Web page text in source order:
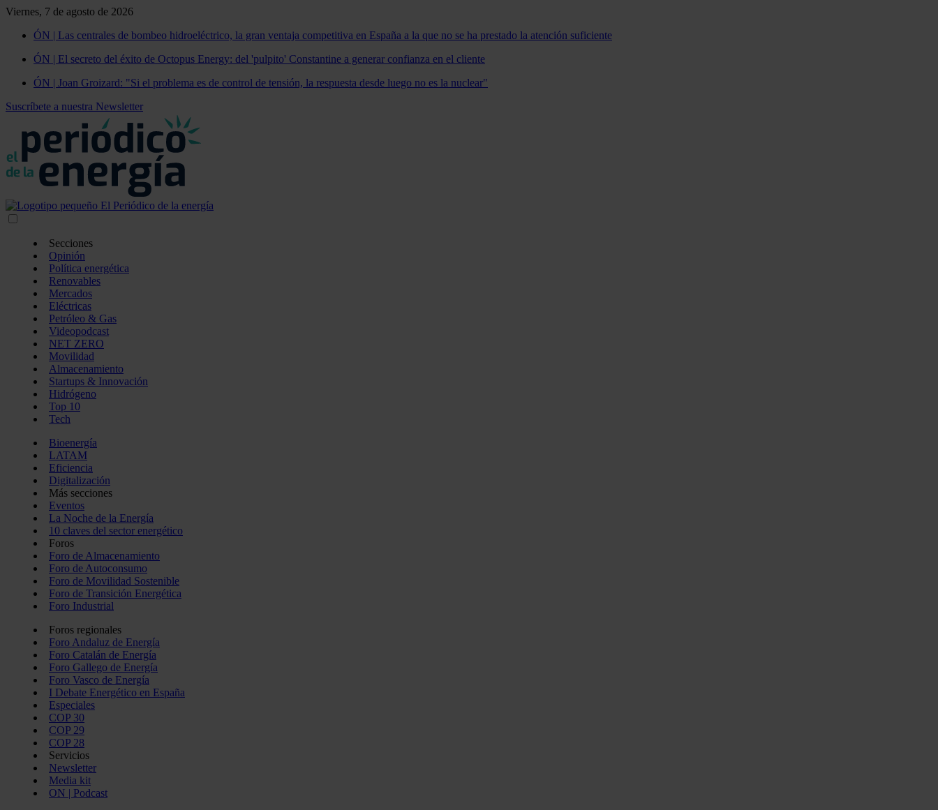
Viernes, 7 de agosto de 2026
ÓN | Las centrales de bombeo hidroeléctrico, la gran ventaja competitiva en España a la que no se ha prestado la atención suficiente
ÓN | El secreto del éxito de Octopus Energy: del 'pulpito' Constantine a generar confianza en el cliente
ÓN | Joan Groizard: "Si el problema es de control de tensión, la respuesta desde luego no es la nuclear"
Suscríbete a nuestra Newsletter
Secciones
Opinión
Política energética
Renovables
Mercados
Eléctricas
Petróleo & Gas
Videopodcast
NET ZERO
Movilidad
Almacenamiento
Startups & Innovación
Hidrógeno
Top 10
Tech
Bioenergía
LATAM
Eficiencia
Digitalización
Más secciones
Eventos
La Noche de la Energía
10 claves del sector energético
Foros
Foro de Almacenamiento
Foro de Autoconsumo
Foro de Movilidad Sostenible
Foro de Transición Energética
Foro Industrial
Foros regionales
Foro Andaluz de Energía
Foro Catalán de Energía
Foro Gallego de Energía
Foro Vasco de Energía
I Debate Energético en España
Especiales
COP 30
COP 29
COP 28
Servicios
Newsletter
Media kit
ON | Podcast